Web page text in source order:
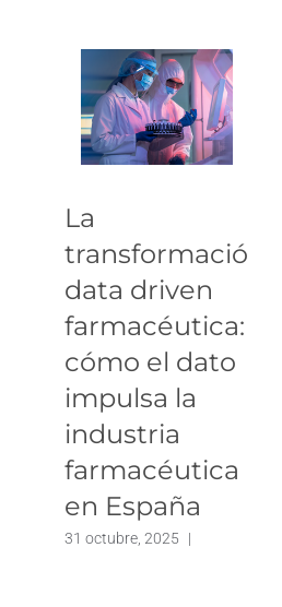
La
transformación
data driven
farmacéutica:
cómo el dato
impulsa la
industria
farmacéutica
en España
31 octubre, 2025 |